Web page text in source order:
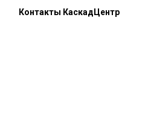
Контакты КаскадЦентр